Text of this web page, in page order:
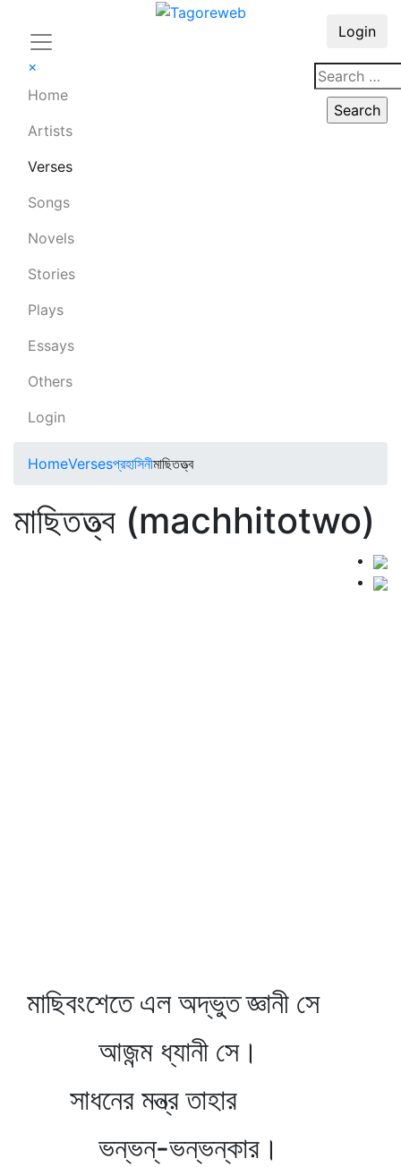
×
Home
Artists
Verses
Songs
Novels
Stories
Plays
Essays
Others
Login
Login
HomeVersesপ্রহাসিনীমাছিতত্ত্ব
মাছিতত্ত্ব (machhitotwo)
মাছিবংশেতে এল অদ্ভুত জ্ঞানী সে
আজন্ম ধ্যানী সে।
সাধনের মন্ত্র তাহার
ভন্‌ভন্‌-ভন্‌ভন্‌কার।